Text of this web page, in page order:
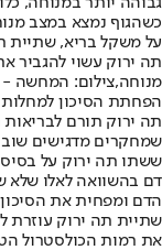
כשהגוף נמצא במצב
על משקל בריא, שתיית
תה ירוק עשוי להגביר
מנוחה,צילום: המחשה -
הפחתת הסיכון למחלות
תה ירוק תורם לבריאות
שמחקרים מדגישים
ששתו תה ירוק על בסיס
דם בהשוואה לאלו שלא
הדם ומפחית את